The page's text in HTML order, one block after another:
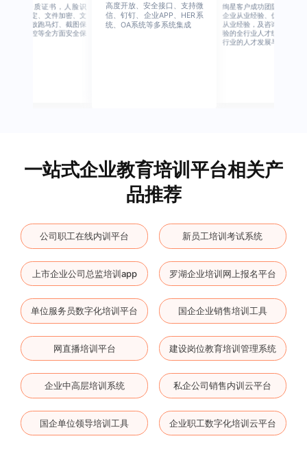
业权威资质证书，人脸识
、设备绑定、文件加密、文
水印、播放跑马灯、截图保
、权限管控等全方面安全保
高度开放、安全接口、支持微
信、钉钉、企业APP、HER系
统、OA系统等多系统集成
绚星客户成功团队，由有多
企业从业经验、优秀培训机
从业经验，及咨询公司从业
验的全行业人才组成，涉猎
行业的人才发展与培养模块
一站式企业教育培训平台相关产
品推荐
公司职工在线内训平台 新员工培训考试系统
上市企业公司总监培训app 罗湖企业培训网上报名平台
单位服务员数字化培训平台 国企企业销售培训工具
网直播培训平台 建设岗位教育培训管理系统
企业中高层培训系统 私企公司销售内训云平台
国企单位领导培训工具 企业职工数字化培训云平台